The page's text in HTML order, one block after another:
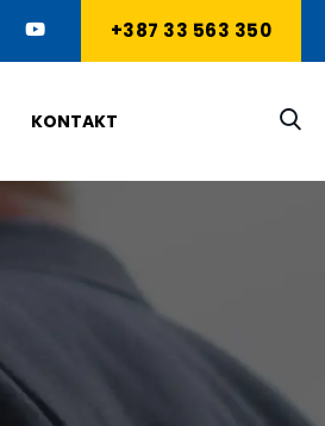
+387 33 563 350
KONTAKT